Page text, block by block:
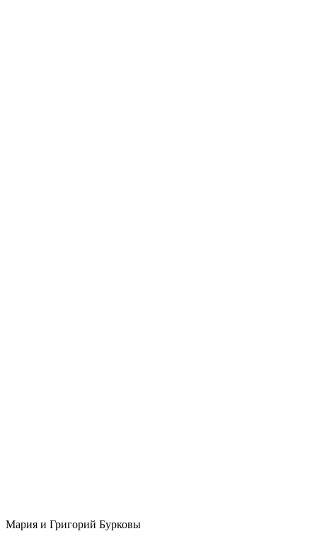
Мария и Григорий Бурковы